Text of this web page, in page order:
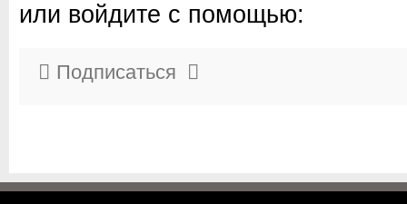
или войдите с помощью:
Подписаться